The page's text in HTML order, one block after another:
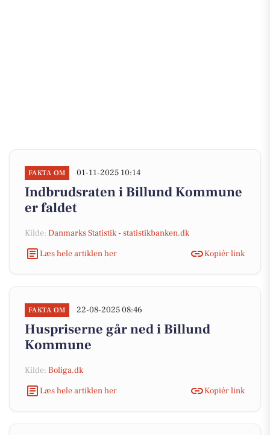
FAKTA OM 01-11-2025 10:14
Indbrudsraten i Billund Kommune
er faldet
Kilde: Danmarks Statistik - statistikbanken.dk
Læs hele artiklen her
Kopiér link
FAKTA OM 22-08-2025 08:46
Huspriserne går ned i Billund
Kommune
Kilde: Boliga.dk
Læs hele artiklen her
Kopiér link